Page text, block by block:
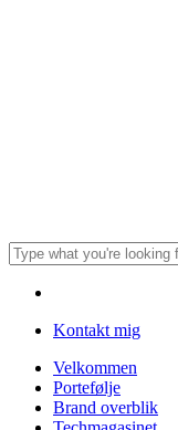
Search
Kontakt mig
Menu
Velkommen
Portefølje
Brand overblik